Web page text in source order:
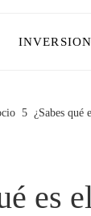
¿Sabes qué
es